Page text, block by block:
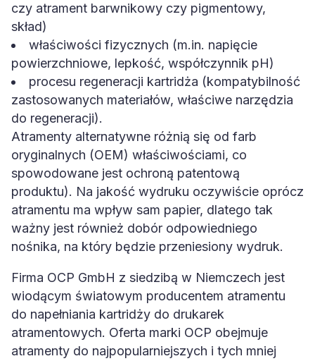
czy atrament barwnikowy czy pigmentowy,
skład)
właściwości fizycznych (m.in. napięcie
powierzchniowe, lepkość, współczynnik pH)
procesu regeneracji kartridża (kompatybilność
zastosowanych materiałów, właściwe narzędzia
do regeneracji).
Atramenty alternatywne różnią się od farb
oryginalnych (OEM) właściwościami, co
spowodowane jest ochroną patentową
produktu). Na jakość wydruku oczywiście oprócz
atramentu ma wpływ sam papier, dlatego tak
ważny jest również dobór odpowiedniego
nośnika, na który będzie przeniesiony wydruk.
Firma OCP GmbH z siedzibą w Niemczech jest
wiodącym światowym producentem atramentu
do napełniania kartridży do drukarek
atramentowych. Oferta marki OCP obejmuje
atramenty do najpopularniejszych i tych mniej